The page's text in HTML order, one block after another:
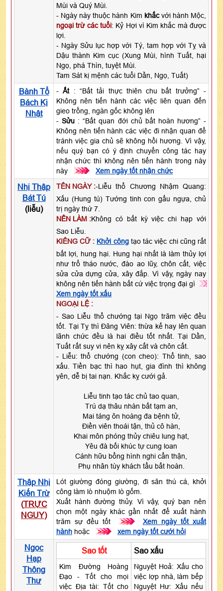
Mùi và Quý Mùi.
- Ngày này thuộc hành Kim khắcvới hành Mộc,
ngoại trừ các tuổi: Kỷ Hợi vì Kim khắc mà được
lợi.
- Ngày Sửu lục hợp với Tý, tam hợp với Tỵ và
Dậu thành Kim cục (Xung Mùi, hình Tuất, hại
Ngọ, phá Thìn, tuyệt Mùi.
Tam Sát kị mệnh các tuổi Dần, Ngọ, Tuất)
Bành Tổ
Bách Kị
Nhật
-Ất: “Bất tải thực thiên chu bất trưởng” -
Không nên tiến hành các việc liên quan đến
gieo trồng, ngàn gốc không lên
-Sửu : “Bất quan đới chủ bất hoàn hương” -
Không nên tiến hành các việc đi nhận quan để
tránh việc gia chủ sẽ không hồi hương. Vì vậy,
nếu quý bạn có ý định chuyển công tác hay
nhận chức thì không nên tiến hành trong này
này
>>> Xem ngày tốt nhận chức
Nhị Thập
Bát Tú
(liễu)
TÊN NGÀY :-Liễu thổ Chương Nhậm Quang:
Xấu (Hung tú) Tướng tinh con gấu ngựa, chủ
trị ngày thứ 7.
NÊN LÀM :Không có bất kỳ việc chi hạp với
Sao Liễu.
KIÊNG CỮ : Khởi côngtạo tác việc chi cũng rất
bất lợi, hung hại. Hung hại nhất là làm thủy lợi
như trổ tháo nước, đào ao lũy, chôn cất, việc
sửa cửa dựng cửa, xây đắp. Vì vậy, ngày nay
không nên tiến hành bất cứ việc trọng đại gì
Xem ngày tốt xấu
NGOẠI LỆ :
- Sao Liễu thổ chướng tại Ngọ trăm việc đều
tốt. Tại Tỵ thì Đăng Viên: thừa kế hay lên quan
lãnh chức đều là hai điều tốt nhất. Tại Dần,
Tuất rất suy vi nên kỵ xây cất và chôn cất.
- Liễu: thổ chướng (con cheo): Thổ tinh, sao
xấu. Tiền bạc thì hao hụt, gia đình thì không
yên, dễ bị tai nạn. Khắc kỵ cưới gả.
Liễu tinh tạo tác chủ tao quan,
Trú dạ thâu nhàn bất tạm an,
Mai táng ôn hoàng đa bệnh tử,
Điền viên thoái tận, thủ cô hàn,
Khai môn phóng thủy chiêu lung hạt,
Yêu đà bối khúc tự cung loan
Cánh hữu bổng hình nghi cẩn thận,
Phụ nhân tùy khách tẩu bất hoàn.
Thập Nhị
Kiến Trừ
(TRỰC
NGUY)
Lót giường đóng giường, đi săn thú cá, khởi
công làm lò nhuộm lò gốm.
Xuất hành đường thủy. Vì vậy, quý bạn nên
chọn một ngày khác gần nhất để xuất hành
trăm sự đều tốt
>>>
Xem ngày tốt xuất
hành hoặc >>> xem ngày tốt cưới hỏi
Ngọc
Hạp
Thông
Thư
Sao tốt Sao xấu
Kim Đường Hoàng
Đạo - Tốt cho mọi
việc Địa tài: Tốt cho
Nguyệt Hoả: Xấu cho
việc lợp nhà, làm bếp
Nguyệt Hư: Xấu nếu